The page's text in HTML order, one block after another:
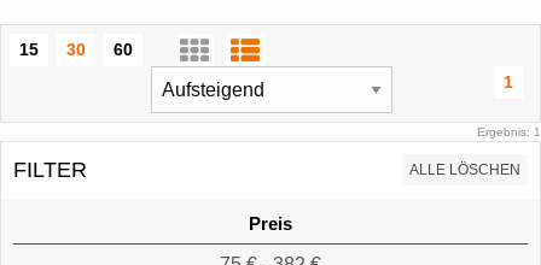
15 30
60
1
Ergebnis: 1
FILTER ALLE LÖSCHEN
Preis